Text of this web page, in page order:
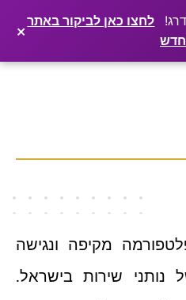
לחצו כאן לביקור באתר
×
מקצועית עליכם פרסמו כתבה ←
מקיפה ונגישה
נותני שירות בישראל.